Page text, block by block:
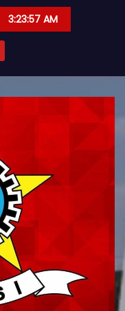
3:23:59 AM